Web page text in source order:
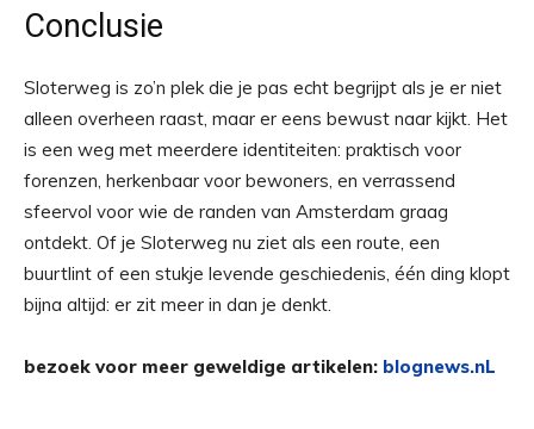
Conclusie
Sloterweg is zo’n plek die je pas echt begrijpt als je er niet
alleen overheen raast, maar er eens bewust naar kijkt. Het
is een weg met meerdere identiteiten: praktisch voor
forenzen, herkenbaar voor bewoners, en verrassend
sfeervol voor wie de randen van Amsterdam graag
ontdekt. Of je Sloterweg nu ziet als een route, een
buurtlint of een stukje levende geschiedenis, één ding klopt
bijna altijd: er zit meer in dan je denkt.
bezoek voor meer geweldige artikelen: blognews.nL